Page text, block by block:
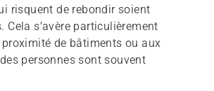
risquent de rebondir soient
Cela s’avère particulièrement
de bâtiments ou aux
personnes sont souvent